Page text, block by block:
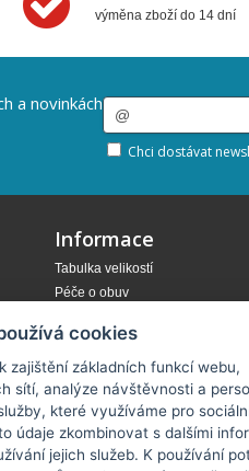
výměna zboží do 14 dní
a novinkách
Chci dostávat
Informace
Tabulka velikostí
Péče o obuv
Kontakt
Nastavení
cookies
zajištění základních funkcí webu,
sítí, analýze návštěvnosti a
které využíváme pro
údaje zkombinovat s dalšími
jejich služeb. K používání